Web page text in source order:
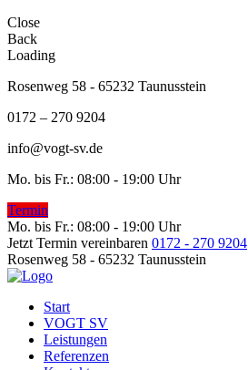
Close
Back
Loading
Rosenweg 58 - 65232 Taunusstein
0172 – 270 9204
info@vogt-sv.de
Mo. bis Fr.: 08:00 - 19:00 Uhr
Termin
Mo. bis Fr.: 08:00 - 19:00 Uhr
Jetzt Termin vereinbaren 0172 - 270 9204
Rosenweg 58 - 65232 Taunusstein
Start
VOGT SV
Leistungen
Referenzen